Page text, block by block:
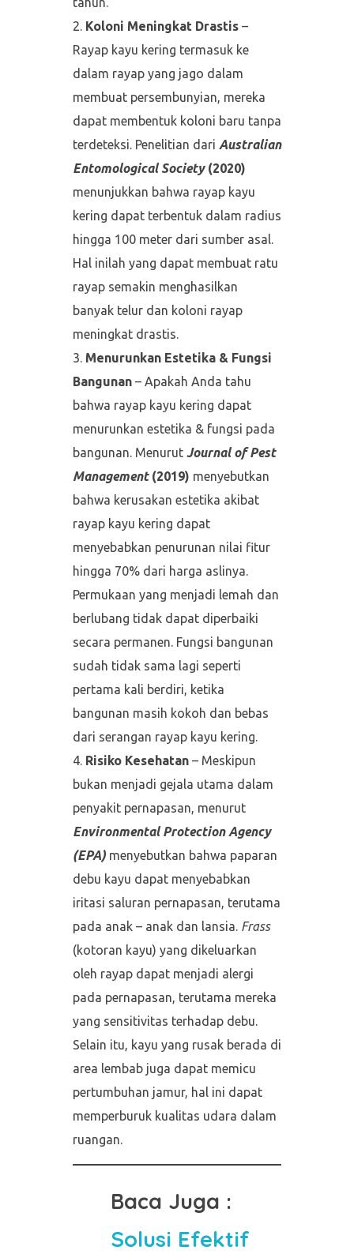
Koloni Meningkat Drastis–
Rayap kayu kering termasuk ke
dalam rayap yang jago dalam
membuat persembunyian, mereka
dapat membentuk koloni baru tanpa
terdeteksi. Penelitian dari Australian
Entomological Society (2020)
menunjukkan bahwa rayap kayu
kering dapat terbentuk dalam radius
hingga 100 meter dari sumber asal.
Hal inilah yang dapat membuat ratu
rayap semakin menghasilkan
banyak telur dan koloni rayap
meningkat drastis.
Menurunkan Estetika & Fungsi
Bangunan– Apakah Anda tahu
bahwa rayap kayu kering dapat
menurunkan estetika & fungsi pada
bangunan. Menurut Journal of Pest
Management (2019) menyebutkan
bahwa kerusakan estetika akibat
rayap kayu kering dapat
menyebabkan penurunan nilai fitur
hingga 70% dari harga aslinya.
Permukaan yang menjadi lemah dan
berlubang tidak dapat diperbaiki
secara permanen. Fungsi bangunan
sudah tidak sama lagi seperti
pertama kali berdiri, ketika
bangunan masih kokoh dan bebas
dari serangan rayap kayu kering.
Risiko Kesehatan– Meskipun
bukan menjadi gejala utama dalam
penyakit pernapasan, menurut
Environmental Protection Agency
(EPA)menyebutkan bahwa paparan
debu kayu dapat menyebabkan
iritasi saluran pernapasan, terutama
pada anak – anak dan lansia. Frass
(kotoran kayu) yang dikeluarkan
oleh rayap dapat menjadi alergi
pada pernapasan, terutama mereka
yang sensitivitas terhadap debu.
Selain itu, kayu yang rusak berada di
area lembab juga dapat memicu
pertumbuhan jamur, hal ini dapat
memperburuk kualitas udara dalam
ruangan.
Baca Juga :
Solusi Efektif